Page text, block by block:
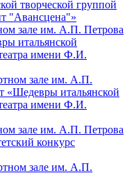
творческой группой
"Авансцена"»
зале им. А.П.
«Шедевры итальянской
имени Ф.И.
зале им. А.П.